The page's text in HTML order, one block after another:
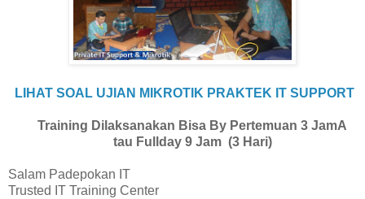
LIHAT SOAL UJIAN MIKROTIK PRAKTEK IT SUPPORT
Training Dilaksanakan Bisa By Pertemuan 3 JamA
tau Fullday 9 Jam (3 Hari)
Salam Padepokan IT
Trusted IT Training Center